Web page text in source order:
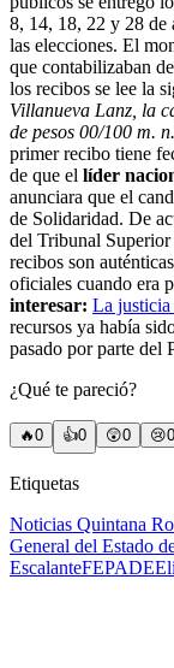
8, 14, 18, 22 y 28 de
las elecciones. El
que contabilizaban
los recibos se lee la
Villanueva Lanz, la
de pesos 00/100 m.
primer recibo tiene
de que el líder
anunciara que el
de Solidaridad. De
del Tribunal
recibos son
oficiales cuando era
interesar: La justicia
recursos ya había
pasado por parte del
¿Qué te pareció?
🔥0 👍0 😲0 😢0
Etiquetas
Noticias Quintana
General del Estado
EscalanteFEPADE